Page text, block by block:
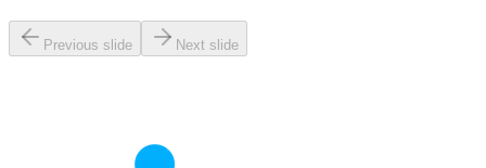
Previous slide Next slide